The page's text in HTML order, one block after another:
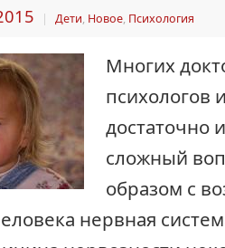
| Дети, Новое, Психология
Многих
психологов
достаточно
сложный
образом с
нервная